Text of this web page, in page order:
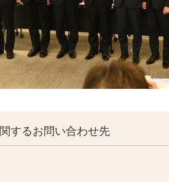
するお問い合わせ先